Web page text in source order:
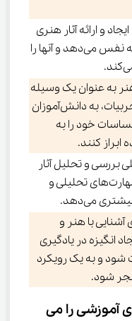
و ارائه آثار هنری
نفس می‌دهد و آنها را
به عنوان یک وسیله
به دانش‌آموزان
خود را به
کنند.
و تحلیل آثار
تحلیلی و
بیشتری می‌دهد.
آشنایی با هنر و
انگیزه در یادگیری
و به یک رویکرد
شود.